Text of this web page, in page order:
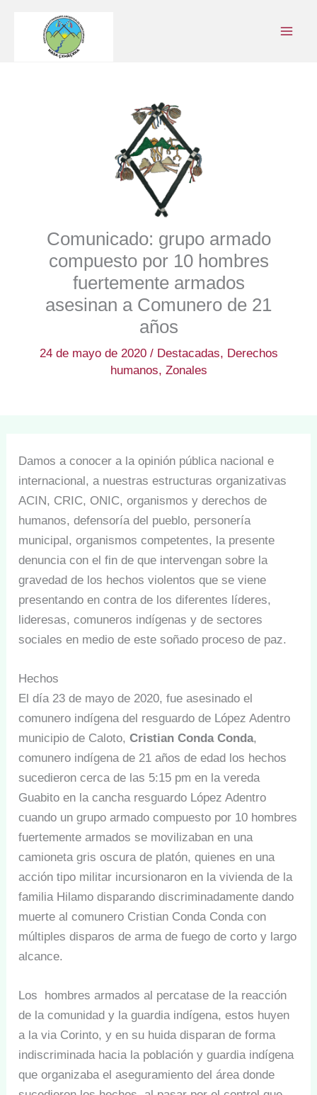
contenido
Comunicado: grupo armado
compuesto por 10 hombres
fuertemente armados
asesinan a Comunero de 21
años
24 de mayo de 2020 / Destacadas, Derechos
humanos, Zonales
Damos a conocer a la opinión pública nacional e
internacional, a nuestras estructuras organizativas
ACIN, CRIC, ONIC, organismos y derechos de
humanos, defensoría del pueblo, personería
municipal, organismos competentes, la presente
denuncia con el fin de que intervengan sobre la
gravedad de los hechos violentos que se viene
presentando en contra de los diferentes líderes,
lideresas, comuneros indígenas y de sectores
sociales en medio de este soñado proceso de paz.
Hechos
El día 23 de mayo de 2020, fue asesinado el
comunero indígena del resguardo de López Adentro
municipio de Caloto,Cristian Conda Conda,
comunero indígena de 21 años de edad los hechos
sucedieron cerca de las 5:15 pm en la vereda
Guabito en la cancha resguardo López Adentro
cuando un grupo armado compuesto por 10 hombres
fuertemente armados se movilizaban en una
camioneta gris oscura de platón, quienes en una
acción tipo militar incursionaron en la vivienda de la
familia Hilamo disparando discriminadamente dando
muerte al comunero Cristian Conda Conda con
múltiples disparos de arma de fuego de corto y largo
alcance.
Los hombres armados al percatase de la reacción
de la comunidad y la guardia indígena, estos huyen
a la via Corinto, y en su huida disparan de forma
indiscriminada hacia la población y guardia indígena
que organizaba el aseguramiento del área donde